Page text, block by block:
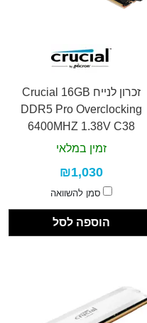
זכרון לנייח Crucial 16GB
DDR5 Pro Overclocking
6400MHZ 1.38V C38
זמין במלאי
₪1,030
סמן להשוואה
הוספה לסל